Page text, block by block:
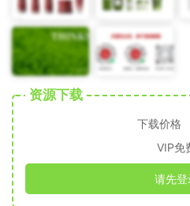
资源下载
下载价格
VIP免
请先登